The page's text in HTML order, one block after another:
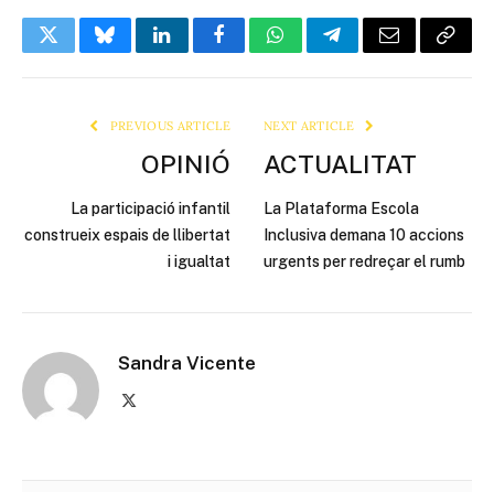
TwitterBlueskyLinkedInFacebookWhatsAppTelegramEmail Copy
PREVIOUS ARTICLE
OPINIÓ
La participació infantil
construeix espais de llibertat
i igualtat
NEXT ARTICLE
ACTUALITAT
La Plataforma Escola
Inclusiva demana 10 accions
urgents per redreçar el rumb
Sandra Vicente